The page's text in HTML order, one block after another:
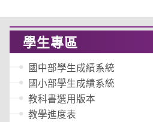
學生專區
國中部學生成績系統
國小部學生成績系統
教科書選用版本
教學進度表